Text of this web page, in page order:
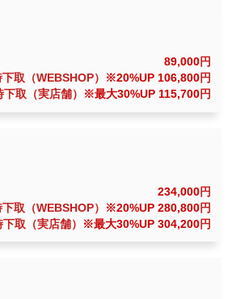
89,000円
取（WEBSHOP）
※20%UP 106,800円
取（実店舗）
※最大30%UP 115,700円
234,000円
取（WEBSHOP）
※20%UP 280,800円
取（実店舗）
※最大30%UP 304,200円